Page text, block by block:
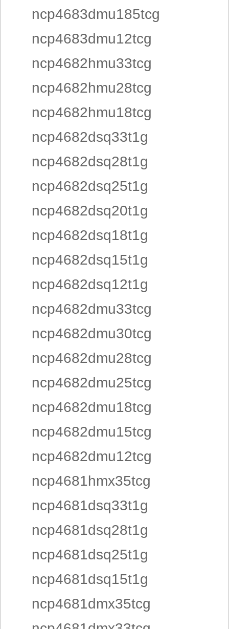
ncp4683dmu185tcg
ncp4683dmu12tcg
ncp4682hmu33tcg
ncp4682hmu28tcg
ncp4682hmu18tcg
ncp4682dsq33t1g
ncp4682dsq28t1g
ncp4682dsq25t1g
ncp4682dsq20t1g
ncp4682dsq18t1g
ncp4682dsq15t1g
ncp4682dsq12t1g
ncp4682dmu33tcg
ncp4682dmu30tcg
ncp4682dmu28tcg
ncp4682dmu25tcg
ncp4682dmu18tcg
ncp4682dmu15tcg
ncp4682dmu12tcg
ncp4681hmx35tcg
ncp4681dsq33t1g
ncp4681dsq28t1g
ncp4681dsq25t1g
ncp4681dsq15t1g
ncp4681dmx35tcg